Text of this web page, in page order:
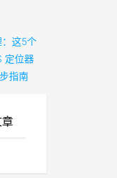
这5个
定位器
指南
章